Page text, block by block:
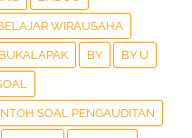
WIRAUSAHA
BUKALAPAK BY BY U
SOAL PENGAUDITAN